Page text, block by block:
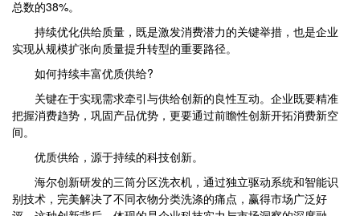
总数的38%。
持续优化供给质量，既是激发消费潜力的关键举措，也是企业
实现从规模扩张向质量提升转型的重要路径。
如何持续丰富优质供给?
关键在于实现需求牵引与供给创新的良性互动。企业既要精准
把握消费趋势，巩固产品优势，更要通过前瞻性创新开拓消费新空
间。
优质供给，源于持续的科技创新。
海尔创新研发的三筒分区洗衣机，通过独立驱动系统和智能识
别技术，完美解决了不同衣物分类洗涤的痛点，赢得市场广泛好